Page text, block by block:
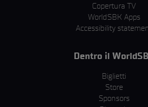
Copertura TV
WorldSBK Apps
Accessibility
Dentro il
Biglietti
Store
Sponsors